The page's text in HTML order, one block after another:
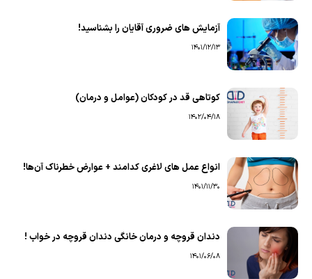
آزمایش های ضروری آقایان را بشناسید!
1401/12/13
کوتاهی قد در کودکان (عوامل و درمان)
1402/04/18
انواع عمل های لاغری کدامند + عوارض خطرناک آن‌ها!
1401/11/30
دندان قروچه و درمان خانگی دندان قروچه در خواب !
1401/06/08